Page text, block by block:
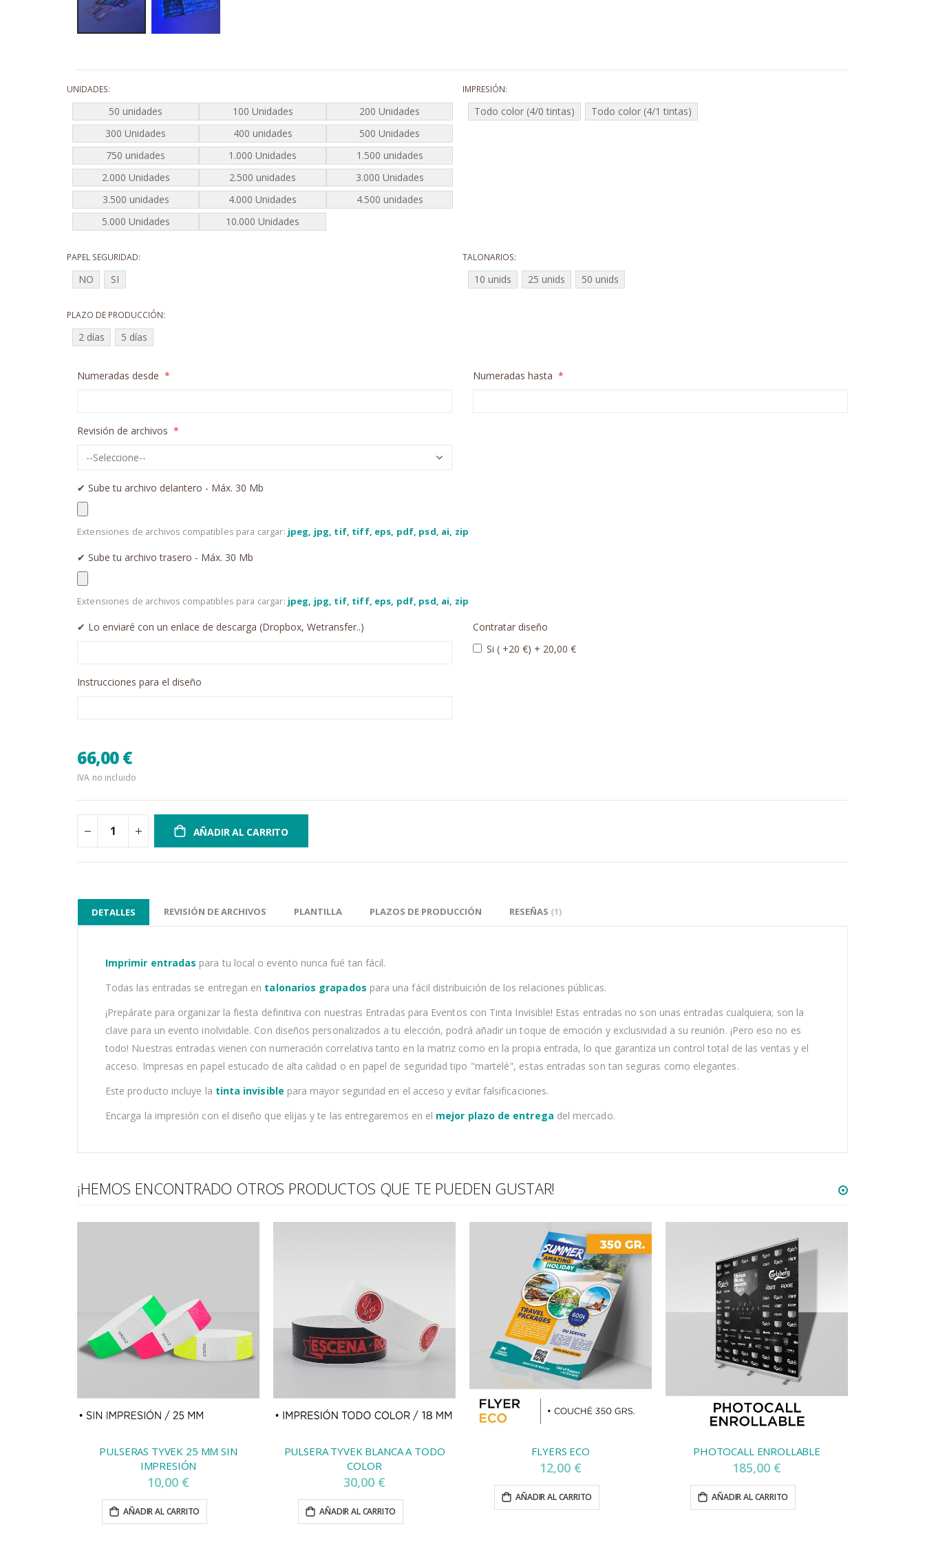
comienzo
de
la
galería
de
imágenes
UNIDADES
50 unidades 100 Unidades
200 Unidades
300 Unidades
400 unidades
500 Unidades
750 unidades
1.000 Unidades
1.500 unidades
2.000 Unidades
2.500 unidades
3.000 Unidades
3.500 unidades
4.000 Unidades
4.500 unidades
5.000 Unidades
10.000 Unidades
IMPRESIÓN
Todo color (4/0 tintas) Todo color (4/1 tintas)
PAPEL SEGURIDAD
NO SI
TALONARIOS
10 unids 25 unids 50 unids
PLAZO DE PRODUCCIÓN
2 días 5 días
Numeradas desde Numeradas hasta
Revisión de archivos
✔︎ Sube tu archivo delantero - Máx. 30 Mb
Extensiones de archivos compatibles para cargar: jpeg, jpg, tif, tiff, eps, pdf, psd, ai, zip
✔︎ Sube tu archivo trasero - Máx. 30 Mb
Extensiones de archivos compatibles para cargar: jpeg, jpg, tif, tiff, eps, pdf, psd, ai, zip
✔︎ Lo enviaré con un enlace de descarga (Dropbox, Wetransfer..)
Contratar diseño
Si ( +20 €) + 20,00 €
Instrucciones para el diseño
66,00 €
IVA no incluido
AÑADIR AL CARRITO
DETALLES
Imprimir entradas para tu local o evento nunca fué tan fácil.
Todas las entradas se entregan en talonarios grapados para una fácil distribuición de los relaciones públicas.
¡Prepárate para organizar la fiesta definitiva con nuestras Entradas para Eventos con Tinta Invisible! Estas entradas no son unas entradas cualquiera; son la
clave para un evento inolvidable. Con diseños personalizados a tu elección, podrá añadir un toque de emoción y exclusividad a su reunión. ¡Pero eso no es
todo! Nuestras entradas vienen con numeración correlativa tanto en la matriz como en la propia entrada, lo que garantiza un control total de las ventas y el
acceso. Impresas en papel estucado de alta calidad o en papel de seguridad tipo "martelé", estas entradas son tan seguras como elegantes.
Este producto incluye la tinta invisible para mayor seguridad en el acceso y evitar falsificaciones.
Encarga la impresión con el diseño que elijas y te las entregaremos en el mejor plazo de entrega del mercado.
REVISIÓN DE ARCHIVOS PLANTILLA PLAZOS DE PRODUCCIÓN RESEÑAS 1
¡HEMOS ENCONTRADO OTROS PRODUCTOS QUE TE PUEDEN GUSTAR!
PULSERAS TYVEK 25 MM SIN
IMPRESIÓN
10,00 €
AÑADIR AL CARRITO
PULSERA TYVEK BLANCA A TODO
COLOR
30,00 €
AÑADIR AL CARRITO
FLYERS ECO
12,00 €
AÑADIR AL CARRITO
PHOTOCALL ENROLLABLE
185,00 €
AÑADIR AL CARRITO